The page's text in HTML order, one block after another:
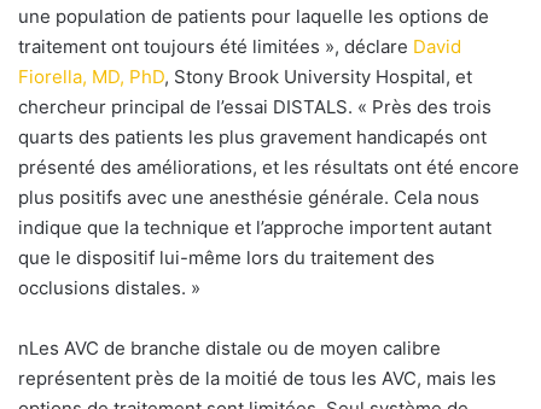
une population de patients pour laquelle les options de
traitement ont toujours été limitées », déclare David
Fiorella, MD, PhD, Stony Brook University Hospital, et
chercheur principal de l’essai DISTALS. « Près des trois
quarts des patients les plus gravement handicapés ont
présenté des améliorations, et les résultats ont été encore
plus positifs avec une anesthésie générale. Cela nous
indique que la technique et l’approche importent autant
que le dispositif lui-même lors du traitement des
occlusions distales. »
nLes AVC de branche distale ou de moyen calibre
représentent près de la moitié de tous les AVC, mais les